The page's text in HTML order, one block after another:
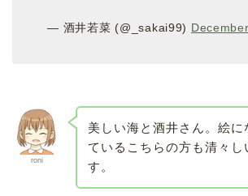
— 酒井若菜 (@_sakai99)
roni
美しい海と酒井さん。絵に
ているこちらの方も清々し
す。